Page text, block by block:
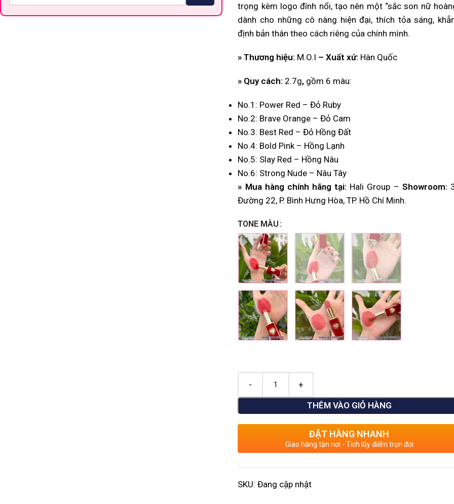
trọng kèm logo đính nổi, tạo nên một “sắc son nữ
dành cho những cô nàng hiện đại, thích tỏa sáng,
định bản thân theo cách riêng của chính mình.
» Thương hiệu: M.O.I – Xuất xứ: Hàn Quốc
» Quy cách: 2.7g, gồm 6 màu:
No.1: Power Red – Đỏ Ruby
No.2: Brave Orange – Đỏ Cam
No.3: Best Red – Đỏ Hồng Đất
No.4: Bold Pink – Hồng Lạnh
No.5: Slay Red – Hồng Nâu
No.6: Strong Nude – Nâu Tây
» Mua hàng chính hãng tại: Hali Group – Showroom:
Đường 22, P. Bình Hưng Hòa, TP. Hồ Chí Minh.
TONE MÀU
THÊM VÀO GIỎ HÀNG
ĐẶT HÀNG NHANH
Giao hàng tận nơi - Tích lũy điểm trọn đời
SKU:Đang cập nhật